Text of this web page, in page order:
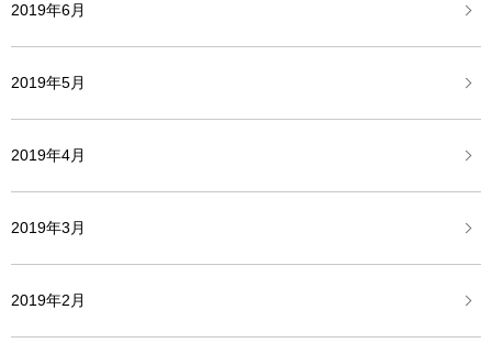
2019年6月
2019年5月
2019年4月
2019年3月
2019年2月